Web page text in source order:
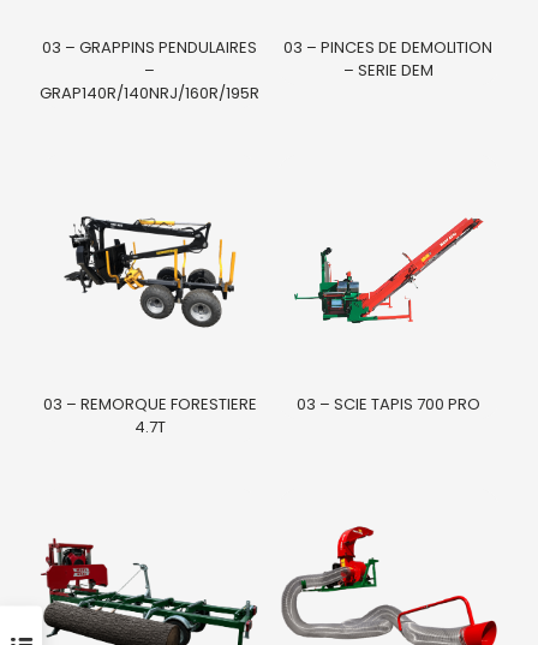
03 – GRAPPINS PENDULAIRES
–
GRAP140R/140NRJ/160R/195R
03 – PINCES DE DEMOLITION
– SERIE DEM
03 – REMORQUE FORESTIERE
4.7T
03 – SCIE TAPIS 700 PRO